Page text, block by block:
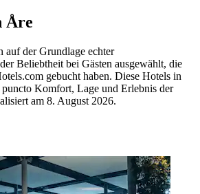
Åre
der Grundlage echter
Beliebtheit bei Gästen ausgewählt, die
gebucht haben. Diese Hotels in
puncto Komfort, Lage und Erlebnis der
am 8. August 2026.